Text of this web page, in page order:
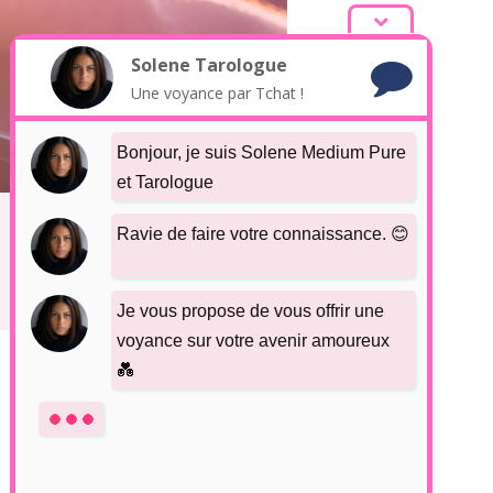
Publicité & Affiliation Contact
Solene Tarologue
Une voyance par Tchat !
Bonjour, je suis Solene Medium Pure
Ravie de faire votre connaissance. 😊
Je vous propose de vous offrir une
voyance sur votre avenir amoureux
💑
vous avez des sentiments ou même
des doutes.